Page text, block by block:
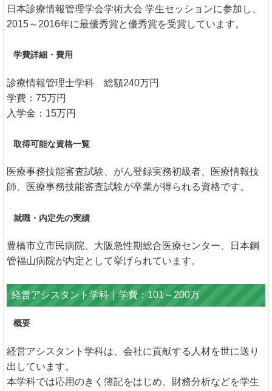
日本診療情報管理学会学術大会 学生セッションに参加し、
2015～2016年に最優秀賞と優秀賞を受賞しています。
学費詳細・費用
診療情報管理士学科 総額240万円
学費：75万円
入学金：15万円
取得可能な資格一覧
医療事務技能審査試験、がん登録実務初級者、医療情報技
師、医療事務技能審査試験が卒業が得られる資格です。
就職・内定先の実績
豊橋市立市民病院、大阪急性期総合医療センター、日本鋼
管福山病院が内定として挙げられています。
経営アシスタント学科｜学費：101～200万
概要
経営アシスタント学科は、会社に貢献する人材を世に送り
出しています。
本学科では応用のきく簿記をはじめ、財務分析などを学生